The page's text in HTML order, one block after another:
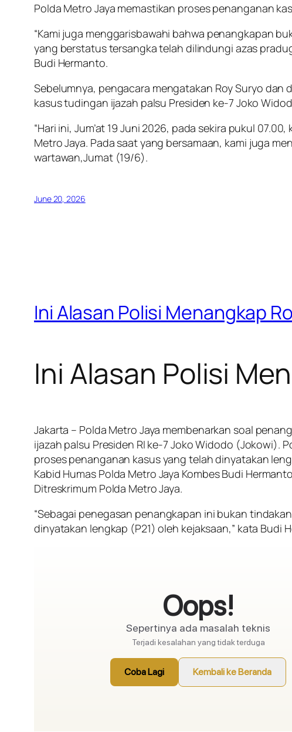
Polda Metro Jaya memastikan proses penanganan
“Kami juga menggarisbawahi bahwa penangkapan
yang berstatus tersangka telah dilindungi azas
Budi Hermanto.
Sebelumnya, pengacara mengatakan Roy Suryo
kasus tudingan ijazah palsu Presiden ke-7 Joko
“Hari ini, Jum’at 19 Juni 2026, pada sekira pukul
Metro Jaya. Pada saat yang bersamaan, kami juga
wartawan,Jumat (19/6).
June 20, 2026
Ini Alasan Polisi Menangkap
Ini Alasan Polisi
Jakarta – Polda Metro Jaya membenarkan soal
ijazah palsu Presiden RI ke-7 Joko Widodo (Jokowi).
proses penanganan kasus yang telah dinyatakan
Kabid Humas Polda Metro Jaya Kombes Budi
Ditreskrimum Polda Metro Jaya.
“Sebagai penegasan penangkapan ini bukan
dinyatakan lengkap (P21) oleh kejaksaan,” kata